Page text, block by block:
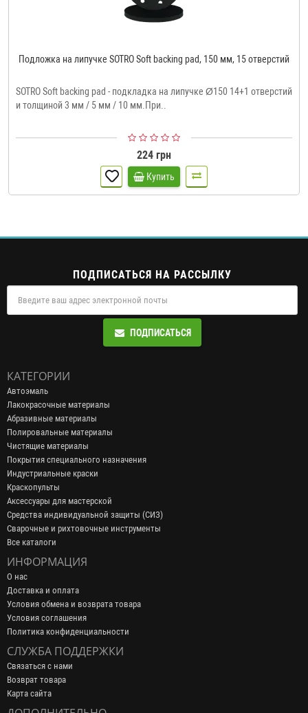
Подложка на липучке SOTRO Soft backing pad, 150 мм, 15 отверстий
SOTRO Soft backing pad - подкладка на липучке Ø150 14+1 отверстий
и толщиной 3 мм / 5 мм / 10 мм.При..
224 грн
Купить
ПОДПИСАТЬСЯ НА РАССЫЛКУ
ПОДПИСАТЬСЯ
КАТЕГОРИИ
Автоэмаль
Лакокрасочные материалы
Абразивные материалы
Полировальные материалы
Чистящие материалы
Покрытия специального назначения
Индустриальные краски
Краскопульты
Аксессуары для мастерской
Средства индивидуальной защиты (СИЗ)
Сварочные и рихтовочные инструменты
Все каталоги
ИНФОРМАЦИЯ
О нас
Доставка и оплата
Условия обмена и возврата товара
Условия соглашения
Политика конфиденциальности
СЛУЖБА ПОДДЕРЖКИ
Связаться с нами
Возврат товара
Карта сайта